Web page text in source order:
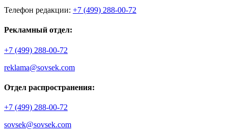
Телефон редакции: +7 (499) 288-00-72
Рекламный отдел:
+7 (499) 288-00-72
reklama@sovsek.com
Отдел распространения:
+7 (499) 288-00-72
sovsek@sovsek.com